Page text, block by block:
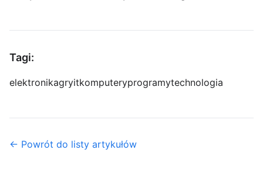
Tagi:
elektronikagryitkomputeryprogramytechnologia
← Powrót do listy artykułów